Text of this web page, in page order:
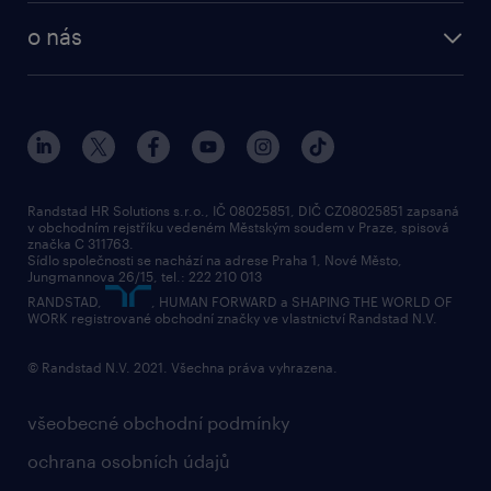
karierní poradna
o nás
náš příbeh
tiskové zprávy
společenská odpovědnost
přidej se k nám
kontakty & pobočky
bezpečnostní politika
všeobecné obchodní podmínky
ochrana osobních údajů
Randstad HR Solutions s.r.o., IČ 08025851, DIČ CZ08025851 zapsaná
v obchodním rejstříku vedeném Městským soudem v Praze, spisová
značka C 311763.
Sídlo společnosti se nachází na adrese Praha 1, Nové Město,
Jungmannova 26/15, tel.: 222 210 013
RANDSTAD,
, HUMAN FORWARD a SHAPING THE WORLD OF
WORK registrované obchodní značky ve vlastnictví Randstad N.V.
© Randstad N.V. 2021. Všechna práva vyhrazena.